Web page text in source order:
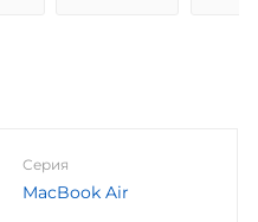
Серия
MacBook Air